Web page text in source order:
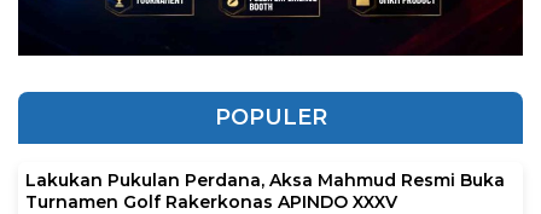
POPULER
Lakukan Pukulan Perdana, Aksa Mahmud Resmi Buka
Turnamen Golf Rakerkonas APINDO XXXV